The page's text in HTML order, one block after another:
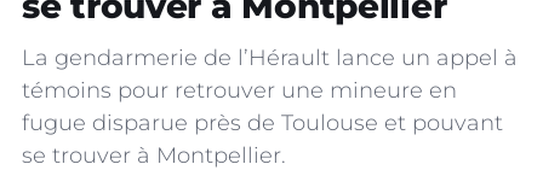
La gendarmerie de l’Hérault lance un appel à
témoins pour retrouver une mineure en
fugue disparue près de Toulouse et pouvant
se trouver à Montpellier.